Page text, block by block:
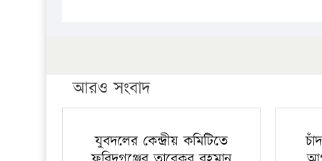
আরও সংবাদ
যুবদলের কেন্দ্রীয় কমিটিতে